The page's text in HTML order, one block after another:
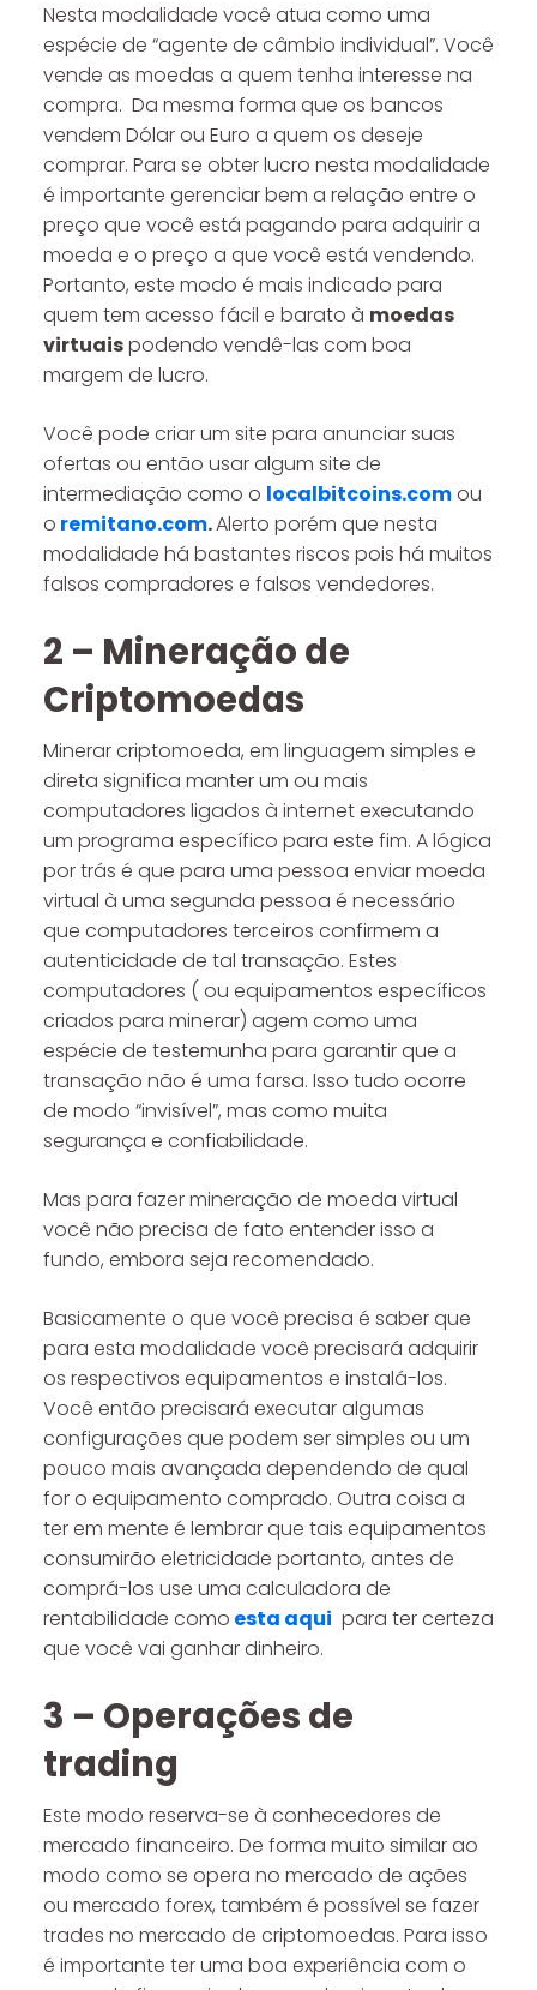
Nesta modalidade você atua como uma
espécie de “agente de câmbio individual”. Você
vende as moedas a quem tenha interesse na
compra. Da mesma forma que os bancos
vendem Dólar ou Euro a quem os deseje
comprar. Para se obter lucro nesta modalidade
é importante gerenciar bem a relação entre o
preço que você está pagando para adquirir a
moeda e o preço a que você está vendendo.
Portanto, este modo é mais indicado para
quem tem acesso fácil e barato à moedas
virtuaispodendo vendê-las com boa
margem de lucro.
Você pode criar um site para anunciar suas
ofertas ou então usar algum site de
intermediação como o localbitcoins.comou
o remitano.com.Alerto porém que nesta
modalidade há bastantes riscos pois há muitos
falsos compradores e falsos vendedores.
2 – Mineração de
Criptomoedas
Minerar criptomoeda, em linguagem simples e
direta significa manter um ou mais
computadores ligados à internet executando
um programa específico para este fim. A lógica
por trás é que para uma pessoa enviar moeda
virtual à uma segunda pessoa é necessário
que computadores terceiros confirmem a
autenticidade de tal transação. Estes
computadores ( ou equipamentos específicos
criados para minerar) agem como uma
espécie de testemunha para garantir que a
transação não é uma farsa. Isso tudo ocorre
de modo “invisível”, mas como muita
segurança e confiabilidade.
Mas para fazer mineração de moeda virtual
você não precisa de fato entender isso a
fundo, embora seja recomendado.
Basicamente o que você precisa é saber que
para esta modalidade você precisará adquirir
os respectivos equipamentos e instalá-los.
Você então precisará executar algumas
configurações que podem ser simples ou um
pouco mais avançada dependendo de qual
for o equipamento comprado. Outra coisa a
ter em mente é lembrar que tais equipamentos
consumirão eletricidade portanto, antes de
comprá-los use uma calculadora de
rentabilidade como esta aqui para ter certeza
que você vai ganhar dinheiro.
3 – Operações de
trading
Este modo reserva-se à conhecedores de
mercado financeiro. De forma muito similar ao
modo como se opera no mercado de ações
ou mercado forex, também é possível se fazer
trades no mercado de criptomoedas. Para isso
é importante ter uma boa experiência com o